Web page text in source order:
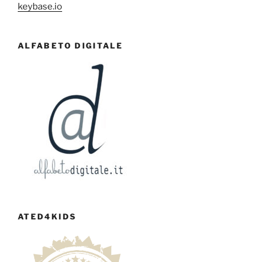
keybase.io
ALFABETO DIGITALE
ATED4KIDS